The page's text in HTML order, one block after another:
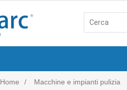
Home / Macchine e impianti pulizia